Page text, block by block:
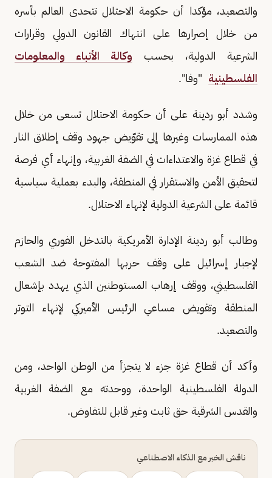
والتصعيد، مؤكدا أن حكومة الاحتلال تتحدى العالم بأسره
من خلال إصرارها على انتهاك القانون الدولي وقرارات
الشرعية الدولية، بحسب وكالة الأنباء والمعلومات
الفلسطينية "وفا".
وشدد أبو ردينة على أن حكومة الاحتلال تسعى من خلال
هذه الممارسات وغيرها إلى تقوّيض جهود وقف إطلاق النار
في قطاع غزة والاعتداءات في الضفة الغربية، وإنهاء أي فرصة
لتحقيق الأمن والاستقرار في المنطقة، والبدء بعملية سياسية
قائمة على الشرعية الدولية لإنهاء الاحتلال.
وطالب أبو ردينة الإدارة الأمريكية بالتدخل الفوري والحازم
لإجبار إسرائيل على وقف حربها المفتوحة ضد الشعب
الفلسطيني، ووقف إرهاب المستوطنين الذي يهدد بإشعال
المنطقة وتقويض مساعي الرئيس الأميركي لإنهاء التوتر
والتصعيد.
وأكد أن قطاع غزة جزء لا يتجزأ من الوطن الواحد، ومن
الدولة الفلسطينية الواحدة، ووحدته مع الضفة الغربية
والقدس الشرقية حق ثابت وغير قابل للتفاوض.
ناقش الخبر مع الذكاء الاصطناعي